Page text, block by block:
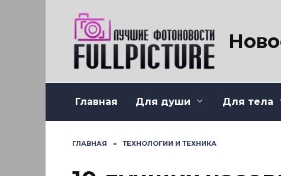
Главная Для души Для тела
ГЛАВНАЯ » ТЕХНОЛОГИИ И ТЕХНИКА